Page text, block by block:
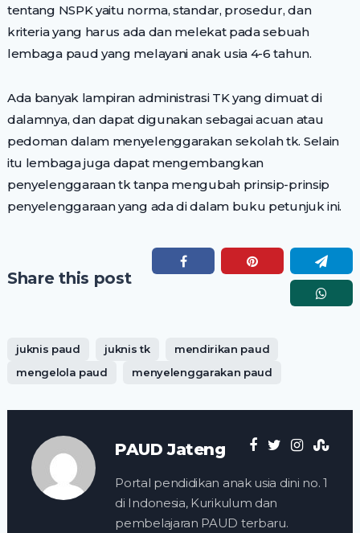
tentang NSPK yaitu norma, standar, prosedur, dan
kriteria yang harus ada dan melekat pada sebuah
lembaga paud yang melayani anak usia 4-6 tahun.
Ada banyak lampiran administrasi TK yang dimuat di
dalamnya, dan dapat digunakan sebagai acuan atau
pedoman dalam menyelenggarakan sekolah tk. Selain
itu lembaga juga dapat mengembangkan
penyelenggaraan tk tanpa mengubah prinsip-prinsip
penyelenggaraan yang ada di dalam buku petunjuk ini.
Share this post
juknis paud juknis tk
mendirikan paud
mengelola paud
menyelenggarakan paud
PAUD Jateng
Portal pendidikan anak usia dini no. 1
di Indonesia, Kurikulum dan
pembelajaran PAUD terbaru.